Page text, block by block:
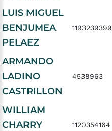
LUIS MIGUEL
BENJUMEA
PELAEZ
1193239399
ARMANDO
LADINO
CASTRILLON
4538963
WILLIAM
CHARRY
1120354164